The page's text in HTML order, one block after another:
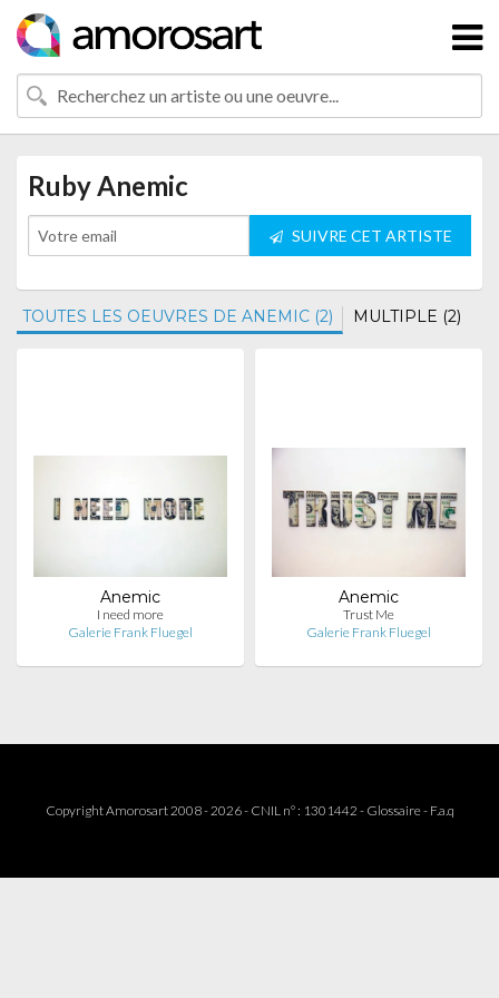
Ruby Anemic
SUIVRE CET ARTISTE
TOUTES LES OEUVRES DE ANEMIC (2) MULTIPLE (2)
Anemic
I need more
Galerie Frank Fluegel
Anemic
Trust Me
Galerie Frank Fluegel
Copyright Amorosart 2008 - 2026 - CNIL n° : 1301442 - Glossaire- F.a.q